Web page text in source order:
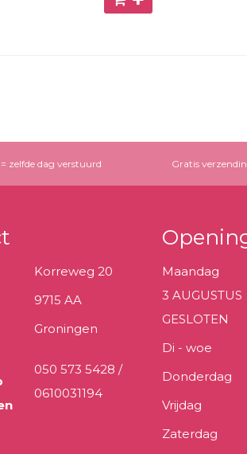
zelfde dag verstuurd Gratis
Korreweg 20
9715 AA
Groningen
050 573 5428 /
0610031194
Maandag
3 AUGUSTUS
GESLOTEN
Di - woe
Donderdag
Vrijdag
Zaterdag